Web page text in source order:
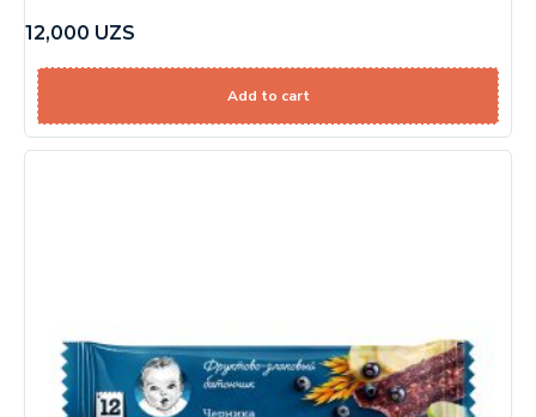
12,000 UZS
Add to cart